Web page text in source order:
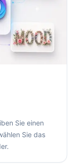
Sie einen
Sie das